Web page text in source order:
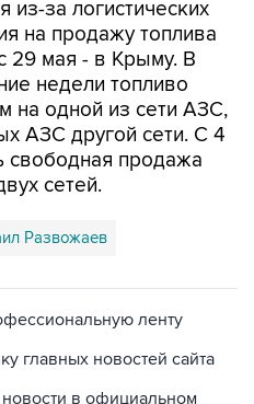
29 мая - в Крыму. В
недели топливо
на одной из сети АЗС,
АЗС другой сети. С 4
свободная продажа
сетей.
Развожаев
главных новостей сайта
в официальном